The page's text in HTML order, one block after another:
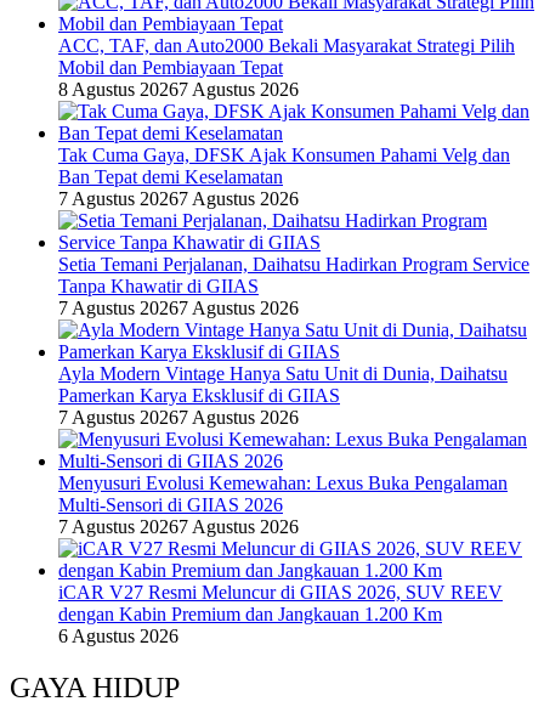
ACC, TAF, dan Auto2000 Bekali Masyarakat Strategi Pilih
Mobil dan Pembiayaan Tepat
8 Agustus 20267 Agustus 2026
Tak Cuma Gaya, DFSK Ajak Konsumen Pahami Velg dan
Ban Tepat demi Keselamatan
7 Agustus 20267 Agustus 2026
Setia Temani Perjalanan, Daihatsu Hadirkan Program Service
Tanpa Khawatir di GIIAS
7 Agustus 20267 Agustus 2026
Ayla Modern Vintage Hanya Satu Unit di Dunia, Daihatsu
Pamerkan Karya Eksklusif di GIIAS
7 Agustus 20267 Agustus 2026
Menyusuri Evolusi Kemewahan: Lexus Buka Pengalaman
Multi-Sensori di GIIAS 2026
7 Agustus 20267 Agustus 2026
iCAR V27 Resmi Meluncur di GIIAS 2026, SUV REEV
dengan Kabin Premium dan Jangkauan 1.200 Km
6 Agustus 2026
GAYA HIDUP